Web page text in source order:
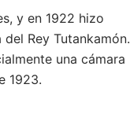
y en 1922 hizo
Rey Tutankamón.
una cámara
1923.